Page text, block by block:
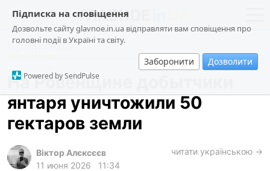
Підписка на сповіщення
Дозвольте сайту glavnoe.in.ua відправляти вам сповіщення про
головні події в Україні та світу.
Заборонити Дозволити
Powered by SendPulse
новости
о проекте
общество
происшествия
криминал
Криминал
На Ровенщине добытчики
янтаря уничтожили 50
гектаров земли
Віктор Алєксєєв
11 июня 2026
11:34
читати українською →